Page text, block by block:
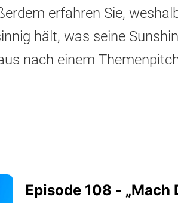
erfahren Sie,
hält, was seine
nach einem